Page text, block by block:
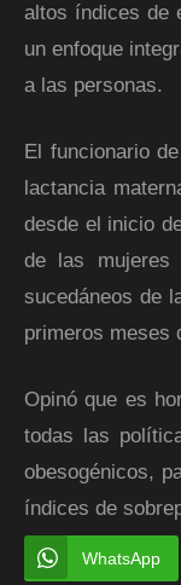
altos índices de
un enfoque
a las personas.
El funcionario
lactancia
desde el inicio
de las mujeres
sucedáneos de
primeros meses
Opinó que es
todas las
obesogénicos,
índices de
WhatsApp